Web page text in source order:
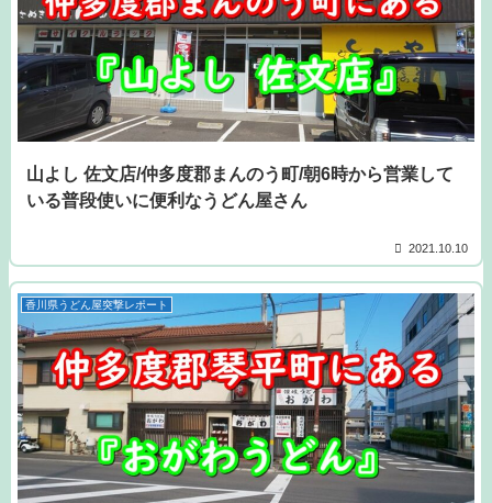
山よし 佐文店/仲多度郡まんのう町/朝6時から営業して
いる普段使いに便利なうどん屋さん
2021.10.10
香川県うどん屋突撃レポート